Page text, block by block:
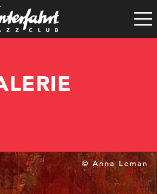
Rider
© Anna Leman